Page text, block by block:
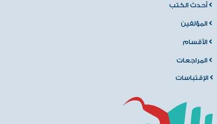
أحدث الكتب
المؤلفين
الأقسام
المراجعات
الإقتباسات